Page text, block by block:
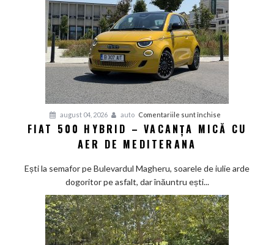
japonez
învață
bunele
maniere
pe
august 04, 2026 auto Comentariile sunt închise
Fiat
–
mică
cu
aer
de
FIAT 500 HYBRID – VACANȚA MICĂ CU
AER DE MEDITERANA
Ești la semafor pe Bulevardul Magheru, soarele de iulie arde
dogoritor pe asfalt, dar înăuntru ești...